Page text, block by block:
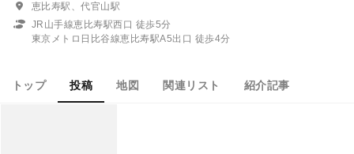
恵比寿駅、代官山駅
JR山手線恵比寿駅西口 徒歩5分
東京メトロ日比谷線恵比寿駅A5出口 徒歩4分
トップ 投稿 地図 関連リスト 紹介記事